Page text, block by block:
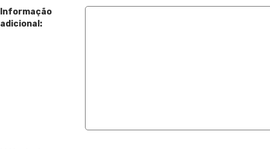
Informação
adicional: